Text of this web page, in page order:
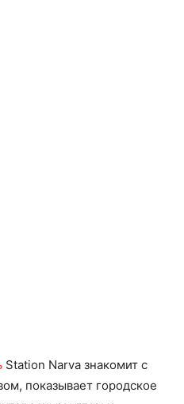
Station Narva знакомит с
показывает городское